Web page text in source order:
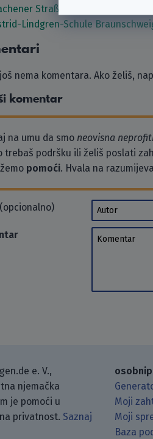
Straßenbahn- und
Lindgren-Schule
nema komentara. Ako želiš,
komentar
na umu da smo neovisna
trebaš podršku ili želiš poslati
pomoći. Hvala na
Autor
Komentar
e. V.,
njemačka
je pomoći u
privatnost. Saznaj
Moji
Moji
Baza